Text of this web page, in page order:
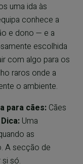
uma ida às
conhece a
e dono — e a
escolhida
com algo para os
raros onde a
o ambiente.
para cães: Cães
Dica: Uma
as
A secção de
só.